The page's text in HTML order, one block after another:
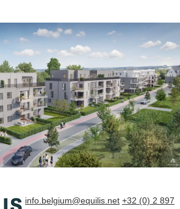
info.belgium@equilis.net +32 (0) 2 897